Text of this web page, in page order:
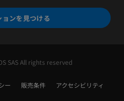
ョンを見つける
SAS All rights reserved
ー 販売条件 アクセシビリティ